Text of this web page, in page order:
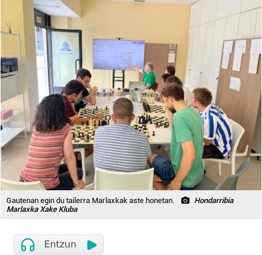
Gautenan egin du tailerra Marlaxkak aste honetan.
Hondarribia
Marlaxka Xake Kluba